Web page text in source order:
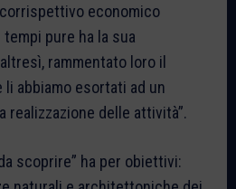
economico
pure ha la sua
rammentato loro il
abbiamo esortati ad un
realizzazione delle attività”.
scoprire” ha per obiettivi: